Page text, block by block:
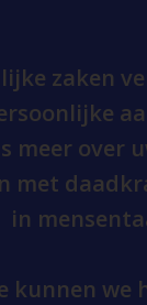
zaken
meer over
met
in
kunnen we